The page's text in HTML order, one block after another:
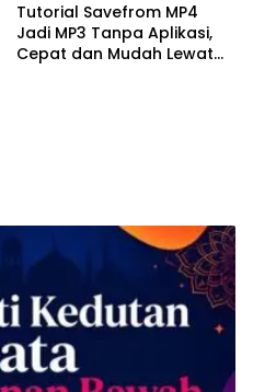
Tutorial Savefrom MP4
Jadi MP3 Tanpa Aplikasi,
Cepat dan Mudah Lewat